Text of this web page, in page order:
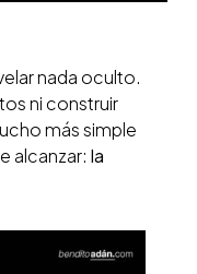
nada oculto.
ni construir
más simple
alcanzar: la